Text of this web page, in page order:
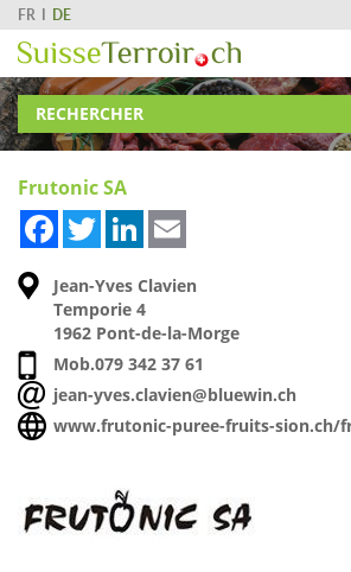
FR DE
RECHERCHER
Frutonic SA
FacebookTwitterLinkedIn
Jean-Yves Clavien
Temporie 4
1962 Pont-de-la-Morge
Mob.079 342 37 61
jean-yves.clavien@bluewin.ch
www.frutonic-puree-fruits-sion.ch/